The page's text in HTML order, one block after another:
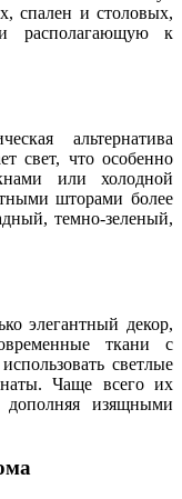
спален и столовых,
располагающую к
альтернатива
свет, что особенно
или холодной
шторами более
темно-зеленый,
элегантный декор,
ткани с
светлые
Чаще всего их
изящными